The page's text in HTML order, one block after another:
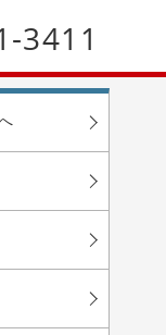
3411